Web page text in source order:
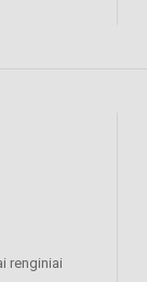
renginiai